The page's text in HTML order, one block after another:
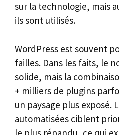
sur la technologie, mais
ils sont utilisés.
WordPress est souvent
failles. Dans les faits, le
solide, mais la
+ milliers de plugins
un paysage plus exposé.
automatisées ciblent
le plus répandu, ce qui